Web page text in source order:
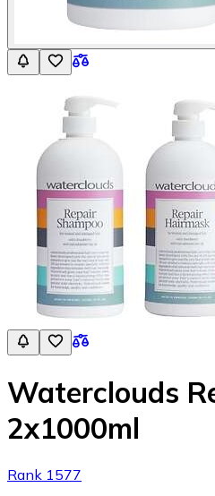
Waterclouds
2x1000ml
Rank 1577